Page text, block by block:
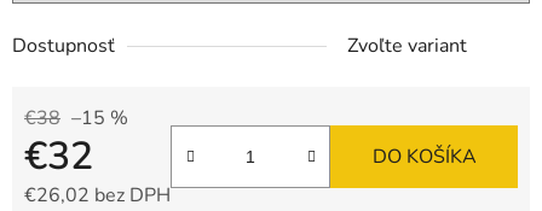
Dostupnosť Zvoľte variant
€38 –15 %
€32
€26,02 bez DPH
DO KOŠÍKA